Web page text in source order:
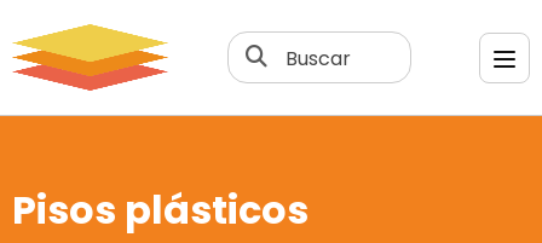
Buscar
Pisos plásticos